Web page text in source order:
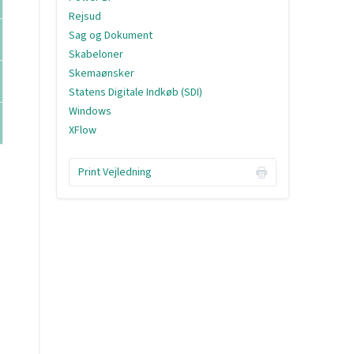
Rejsud
Sag og Dokument
Skabeloner
Skemaønsker
Statens Digitale Indkøb (SDI)
Windows
XFlow
Print Vejledning